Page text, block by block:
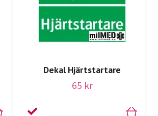
Dekal Hjärtstartare
65 kr